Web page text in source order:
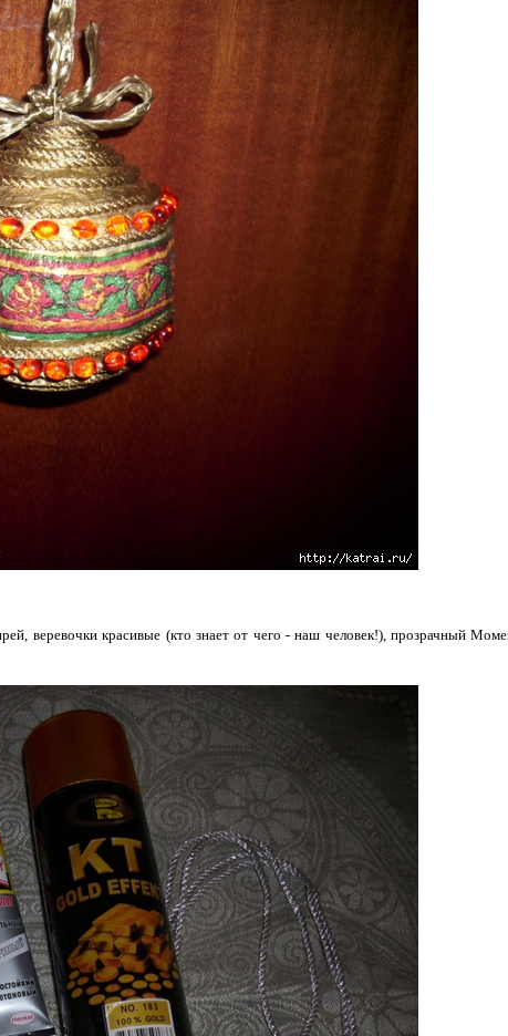
веревочки красивые (кто знает от чего - наш человек!), прозрачный